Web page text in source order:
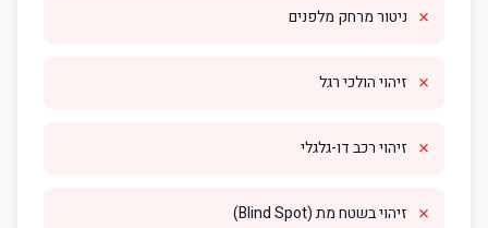
✗ ניטור מרחק מלפנים
✗ זיהוי הולכי רגל
✗ זיהוי רכב דו-גלגלי
✗ זיהוי בשטח מת (Blind Spot)